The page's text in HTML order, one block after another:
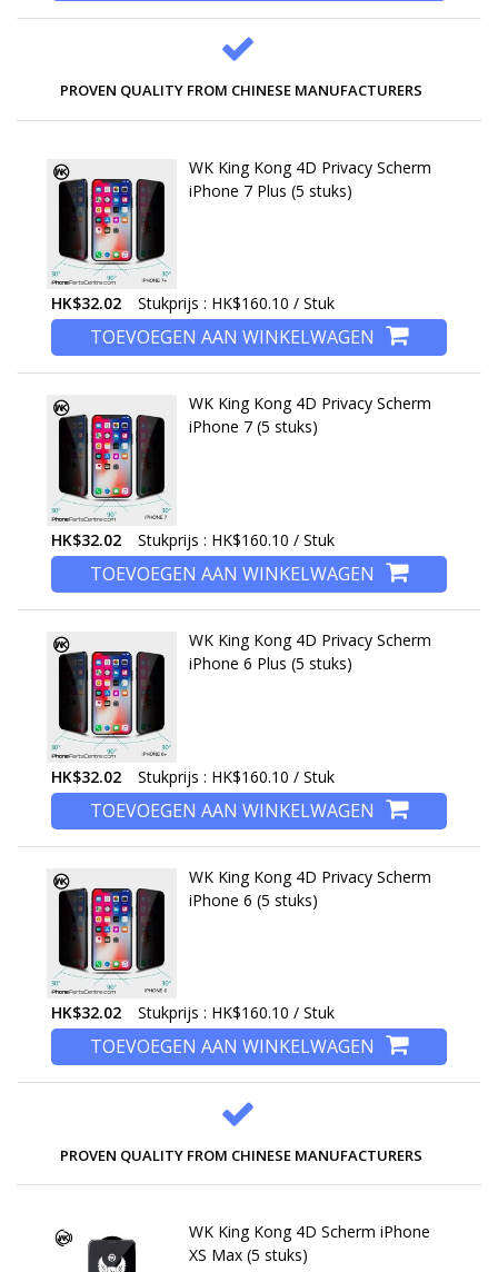
PROVEN QUALITY FROM CHINESE MANUFACTURERS
WK King Kong 4D Privacy Scherm
iPhone 7 Plus (5 stuks)
HK$32.02 Stukprijs : HK$160.10 / Stuk
TOEVOEGEN AAN WINKELWAGEN
WK King Kong 4D Privacy Scherm
iPhone 7 (5 stuks)
HK$32.02 Stukprijs : HK$160.10 / Stuk
TOEVOEGEN AAN WINKELWAGEN
WK King Kong 4D Privacy Scherm
iPhone 6 Plus (5 stuks)
HK$32.02 Stukprijs : HK$160.10 / Stuk
TOEVOEGEN AAN WINKELWAGEN
WK King Kong 4D Privacy Scherm
iPhone 6 (5 stuks)
HK$32.02 Stukprijs : HK$160.10 / Stuk
TOEVOEGEN AAN WINKELWAGEN
PROVEN QUALITY FROM CHINESE MANUFACTURERS
WK King Kong 4D Scherm iPhone
XS Max (5 stuks)